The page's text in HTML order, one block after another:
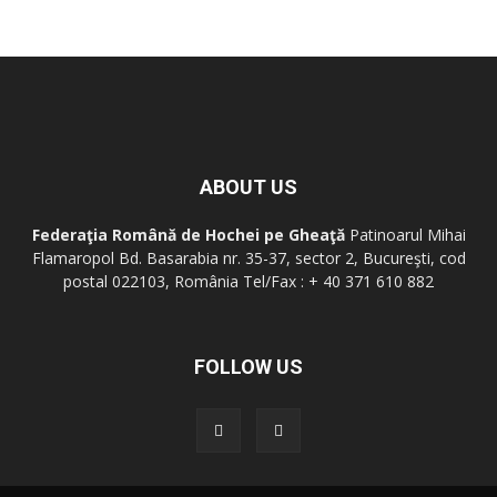
ABOUT US
Federaţia Română de Hochei pe GheaţăPatinoarul Mihai
Flamaropol Bd. Basarabia nr. 35-37, sector 2, Bucureşti, cod
postal 022103, România Tel/Fax : + 40 371 610 882
FOLLOW US